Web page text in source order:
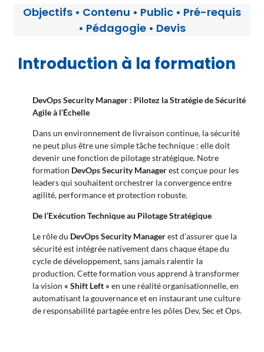
Objectifs • Contenu • Public • Pré-requis
• Pédagogie • Devis
Introduction à la formation
DevOps Security Manager : Pilotez la Stratégie de Sécurité
Agile à l’Échelle
Dans un environnement de livraison continue, la sécurité
ne peut plus être une simple tâche technique : elle doit
devenir une fonction de pilotage stratégique. Notre
formation DevOps Security Managerest conçue pour les
leaders qui souhaitent orchestrer la convergence entre
agilité, performance et protection robuste.
De l’Exécution Technique au Pilotage Stratégique
Le rôle du DevOps Security Managerest d’assurer que la
sécurité est intégrée nativement dans chaque étape du
cycle de développement, sans jamais ralentir la
production.Cette formation vous apprend à transformer
la vision « Shift Left » en une réalité organisationnelle, en
automatisant la gouvernance et en instaurant une culture
de responsabilité partagée entre les pôles Dev, Sec et Ops.